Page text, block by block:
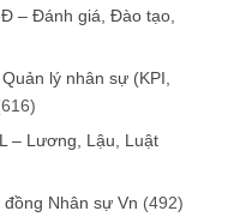
– Đánh giá, Đào tạo,
lý nhân sự (KPI,
– Lương, Lậu, Luật
Nhân sự Vn (492)